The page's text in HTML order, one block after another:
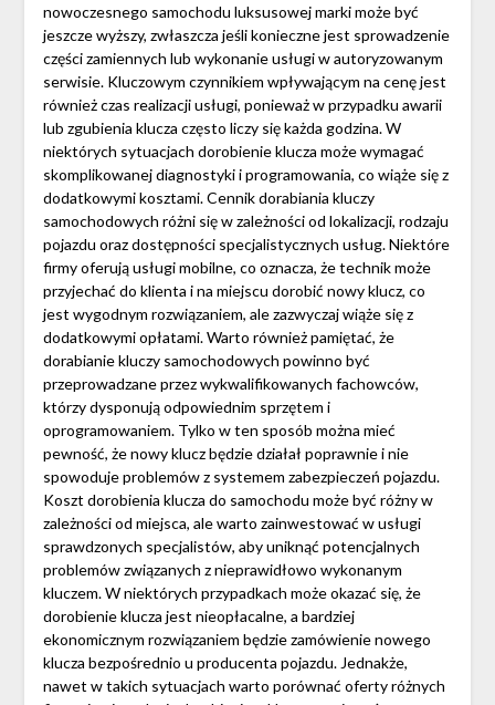
nowoczesnego samochodu luksusowej marki może być
jeszcze wyższy, zwłaszcza jeśli konieczne jest sprowadzenie
części zamiennych lub wykonanie usługi w autoryzowanym
serwisie. Kluczowym czynnikiem wpływającym na cenę jest
również czas realizacji usługi, ponieważ w przypadku awarii
lub zgubienia klucza często liczy się każda godzina. W
niektórych sytuacjach dorobienie klucza może wymagać
skomplikowanej diagnostyki i programowania, co wiąże się z
dodatkowymi kosztami. Cennik dorabiania kluczy
samochodowych różni się w zależności od lokalizacji, rodzaju
pojazdu oraz dostępności specjalistycznych usług. Niektóre
firmy oferują usługi mobilne, co oznacza, że technik może
przyjechać do klienta i na miejscu dorobić nowy klucz, co
jest wygodnym rozwiązaniem, ale zazwyczaj wiąże się z
dodatkowymi opłatami. Warto również pamiętać, że
dorabianie kluczy samochodowych powinno być
przeprowadzane przez wykwalifikowanych fachowców,
którzy dysponują odpowiednim sprzętem i
oprogramowaniem. Tylko w ten sposób można mieć
pewność, że nowy klucz będzie działał poprawnie i nie
spowoduje problemów z systemem zabezpieczeń pojazdu.
Koszt dorobienia klucza do samochodu może być różny w
zależności od miejsca, ale warto zainwestować w usługi
sprawdzonych specjalistów, aby uniknąć potencjalnych
problemów związanych z nieprawidłowo wykonanym
kluczem. W niektórych przypadkach może okazać się, że
dorobienie klucza jest nieopłacalne, a bardziej
ekonomicznym rozwiązaniem będzie zamówienie nowego
klucza bezpośrednio u producenta pojazdu. Jednakże,
nawet w takich sytuacjach warto porównać oferty różnych